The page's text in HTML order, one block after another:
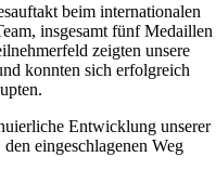
beim internationalen
insgesamt fünf Medaillen
zeigten unsere
konnten sich erfolgreich
Entwicklung unserer
eingeschlagenen Weg